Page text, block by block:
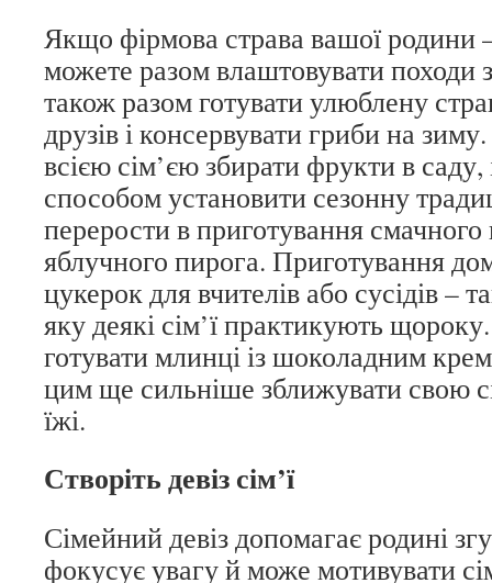
Якщо фірмова страва вашої родини
можете разом влаштовувати походи
також разом готувати улюблену
друзів і консервувати гриби на
всією сім’єю збирати фрукти в
способом установити сезонну
перерости в приготування
яблучного пирога. Приготування
цукерок для вчителів або сусідів –
яку деякі сім’ї практикують
готувати млинці із шоколадним
цим ще сильніше зближувати свою
їжі.
Створіть девіз сім’ї
Сімейний девіз допомагає родині
фокусує увагу й може мотивувати